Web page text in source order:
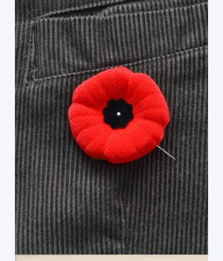
Profile
image